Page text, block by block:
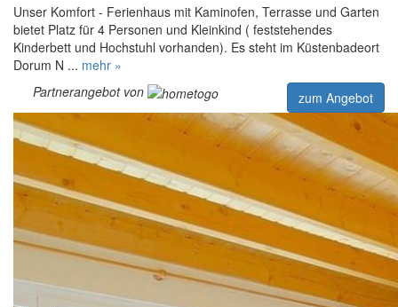
Unser Komfort - Ferienhaus mit Kaminofen, Terrasse und Garten
bietet Platz für 4 Personen und Kleinkind ( feststehendes
Kinderbett und Hochstuhl vorhanden). Es steht im Küstenbadeort
Dorum N ... mehr »
Partnerangebot von
zum Angebot